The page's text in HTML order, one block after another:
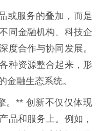
或服务的叠加，而是
同金融机构、科技企
度合作与协同发展。
种资源整合起来，形
金融生态系统。
。** 创新不仅仅体现
品和服务上。例如，